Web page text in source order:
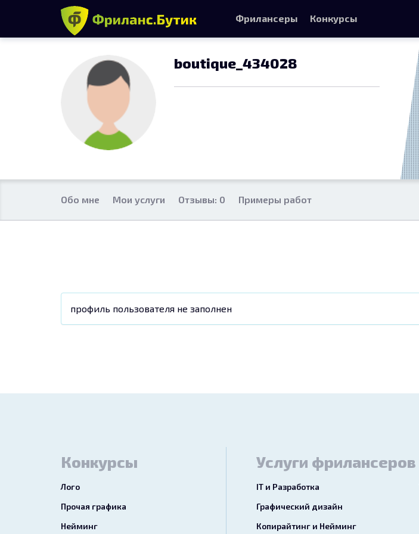
boutique_434028
Обо мне Мои услуги Отзывы: 0 Примеры работ
профиль пользователя не заполнен
Фрилансеры Конкурсы
Конкурсы
Лого
Прочая графика
Нейминг
Услуги фрилансеров
IT и Разработка
Графический дизайн
Копирайтинг и Нейминг